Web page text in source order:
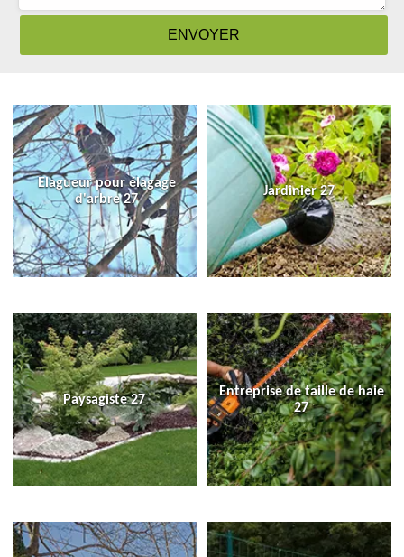
Elagueur pour élagage
d'arbre 27
Jardinier 27
Paysagiste 27
Entreprise de taille de haie
27